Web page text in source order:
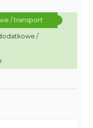
/ transport
/